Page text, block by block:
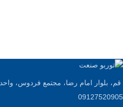
قم، بلوار امام رضا، مجتمع فردوس، واحد 10
09127520905